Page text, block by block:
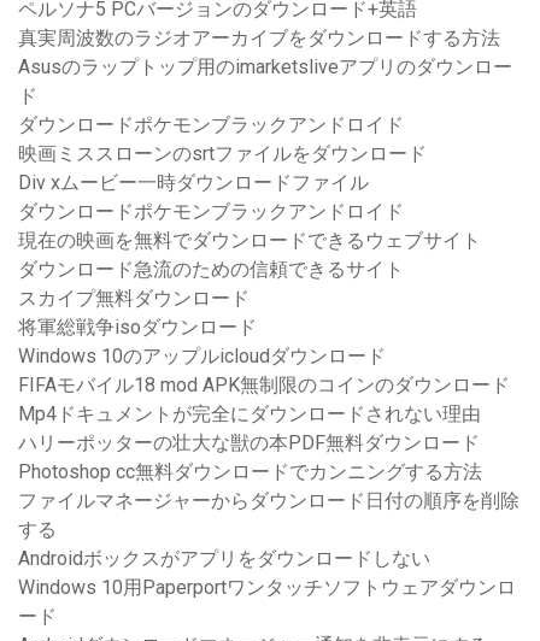
ペルソナ5 PCバージョンのダウンロード+英語
真実周波数のラジオアーカイブをダウンロードする方法
Asusのラップトップ用のimarketsliveアプリのダウンロー
ド
ダウンロードポケモンブラックアンドロイド
映画ミススローンのsrtファイルをダウンロード
Div xムービー一時ダウンロードファイル
ダウンロードポケモンブラックアンドロイド
現在の映画を無料でダウンロードできるウェブサイト
ダウンロード急流のための信頼できるサイト
スカイプ無料ダウンロード
将軍総戦争isoダウンロード
Windows 10のアップルicloudダウンロード
FIFAモバイル18 mod APK無制限のコインのダウンロード
Mp4ドキュメントが完全にダウンロードされない理由
ハリーポッターの壮大な獣の本PDF無料ダウンロード
Photoshop cc無料ダウンロードでカンニングする方法
ファイルマネージャーからダウンロード日付の順序を削除
する
Androidボックスがアプリをダウンロードしない
Windows 10用Paperportワンタッチソフトウェアダウンロ
ード